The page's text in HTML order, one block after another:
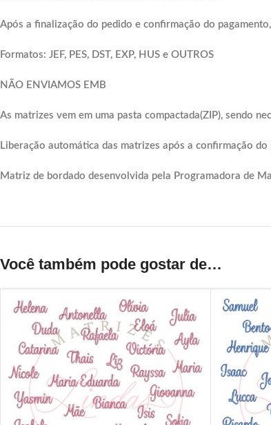
Após a finalização do pedido e confirmação do
Formatos: JEF, PES, DST, EXP, HUS e OUTROS
NÃO ENVIAMOS EMB
As matrizes vem em uma pasta compactada(ZIP), sendo
Liberação automática das matrizes após a confirmação do
Matriz de bordado desenvolvida pela Programadora de
Você também pode gostar de…